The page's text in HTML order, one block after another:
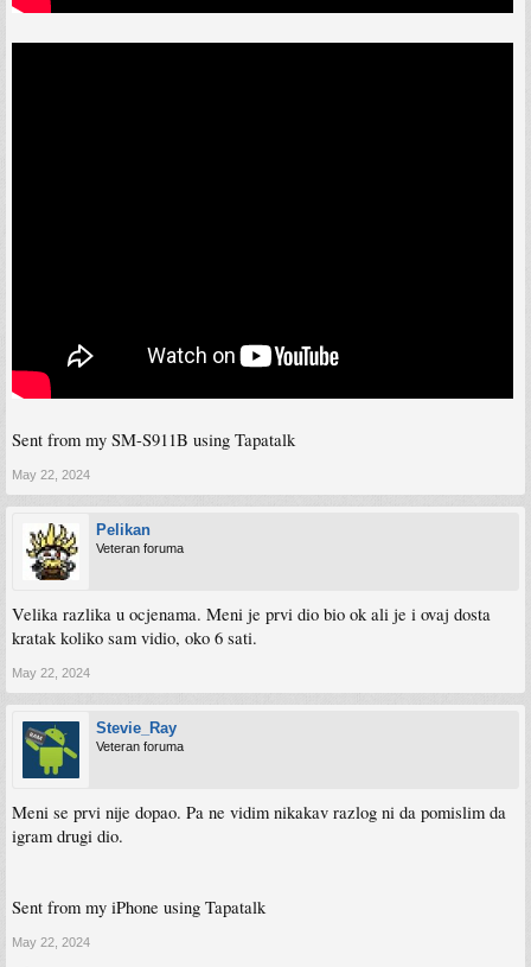
Sent from my SM-S911B using Tapatalk
May 22, 2024
Pelikan
Veteran foruma
Velika razlika u ocjenama. Meni je prvi dio bio ok ali je i ovaj dosta
kratak koliko sam vidio, oko 6 sati.
May 22, 2024
Stevie_Ray
Veteran foruma
Meni se prvi nije dopao. Pa ne vidim nikakav razlog ni da pomislim da
igram drugi dio.
Sent from my iPhone using Tapatalk
May 22, 2024